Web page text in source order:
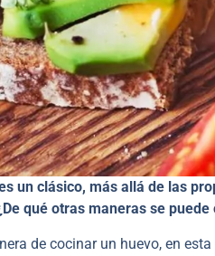
un clásico, más allá de las
qué otras maneras se puede
de cocinar un huevo, en